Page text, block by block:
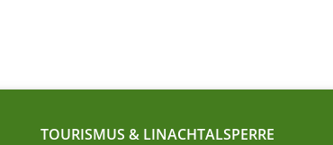
TOURISMUS & LINACHTALSPERRE